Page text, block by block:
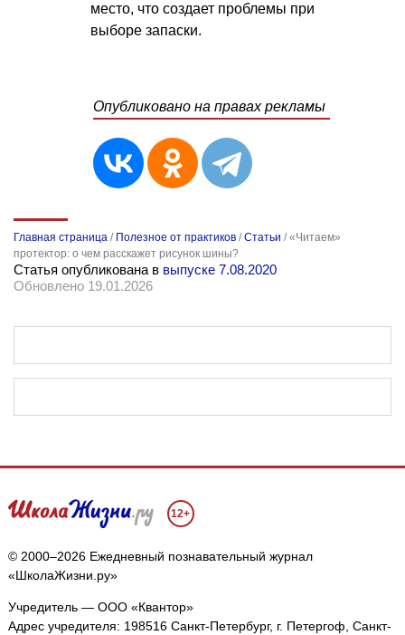
место, что создает проблемы при
выборе запаски.
Опубликовано на правах рекламы
Главная страница / Полезное от практиков /Статьи /«Читаем»
протектор: о чем расскажет рисунок шины?
Статья опубликована в выпуске 7.08.2020
Обновлено 19.01.2026
12+
© 2000–2026 Ежедневный познавательный журнал
«ШколаЖизни.ру»
Учредитель — ООО «Квантор»
Адрес учредителя: 198516 Санкт-Петербург, г. Петергоф, Санкт-